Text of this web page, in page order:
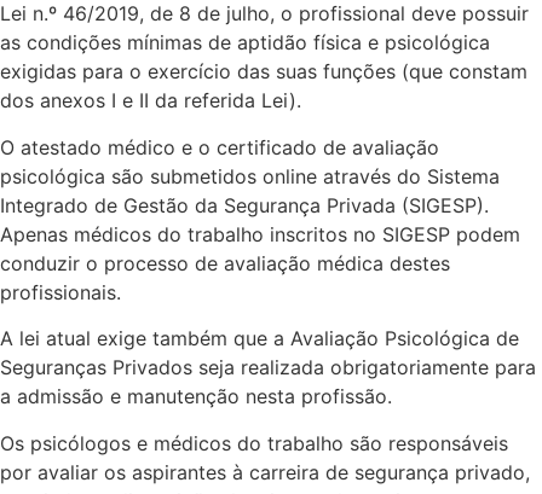
Lei n.º 46/2019, de 8 de julho, o profissional deve possuir
as condições mínimas de aptidão física e psicológica
exigidas para o exercício das suas funções (que constam
dos anexos I e II da referida Lei).
O atestado médico e o certificado de avaliação
psicológica são submetidos online através do Sistema
Integrado de Gestão da Segurança Privada (SIGESP).
Apenas médicos do trabalho inscritos no SIGESP podem
conduzir o processo de avaliação médica destes
profissionais.
A lei atual exige também que a Avaliação Psicológica de
Seguranças Privados seja realizada obrigatoriamente para
a admissão e manutenção nesta profissão.
Os psicólogos e médicos do trabalho são responsáveis
por avaliar os aspirantes à carreira de segurança privado,